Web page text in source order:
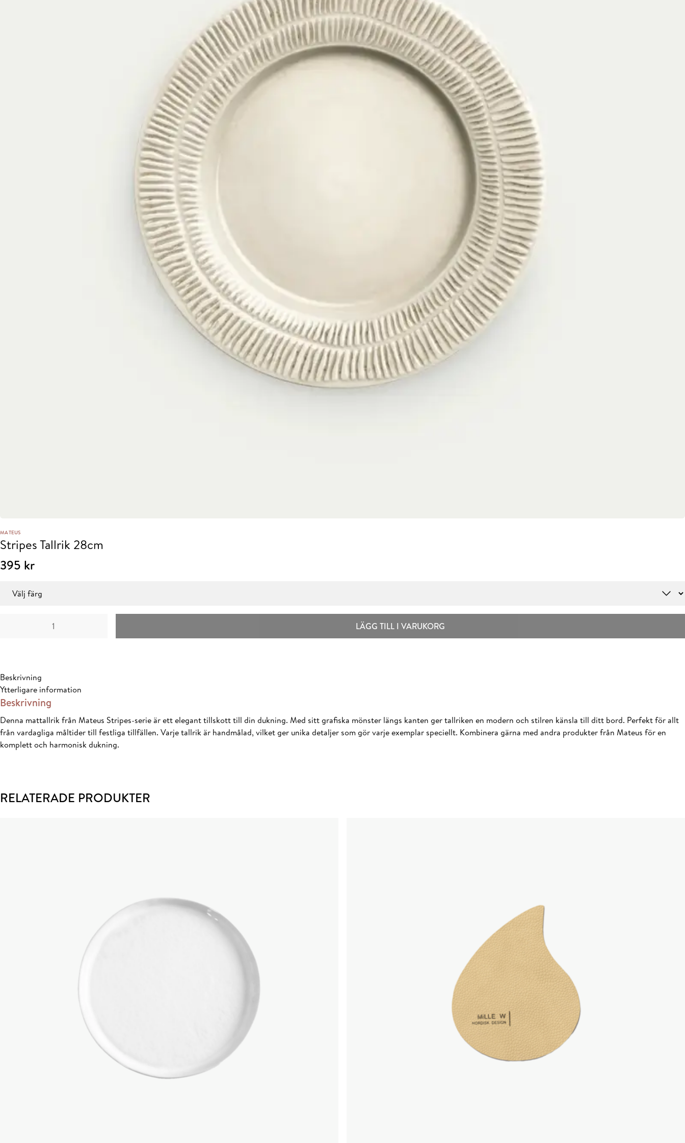
MATEUS
Stripes Tallrik 28cm
395 kr
LÄGG TILL I VARUKORG
Beskrivning
Ytterligare information
Beskrivning
Denna mattallrik från Mateus Stripes-serie är ett elegant tillskott till din dukning. Med sitt grafiska mönster längs kanten ger tallriken en modern och stilren känsla till ditt bord. Perfekt för allt
från vardagliga måltider till festliga tillfällen. Varje tallrik är handmålad, vilket ger unika detaljer som gör varje exemplar speciellt. Kombinera gärna med andra produkter från Mateus för en
komplett och harmonisk dukning.
RELATERADE PRODUKTER